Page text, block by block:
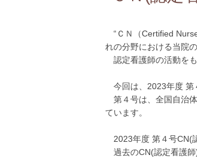
“ＣＮ（Certified
れの分野における当院
認定看護師の活動を
今回は、2023年度 第
第４号は、全国自治
ています。
2023年度 第４号CN(
過去のCN(認定看護師